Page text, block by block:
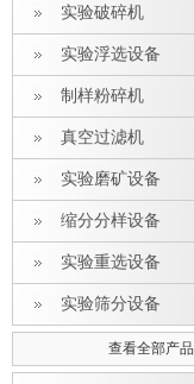
实验破碎机
实验浮选设备
制样粉碎机
真空过滤机
实验磨矿设备
缩分分样设备
实验重选设备
实验筛分设备
查看全部产品